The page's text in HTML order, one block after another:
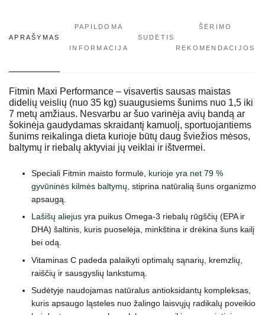
APRAŠYMAS
PAPILDOMA
INFORMACIJA
SUDĖTIS
ŠĖRIMO
REKOMENDACIJOS
Fitmin Maxi Performance – visavertis sausas maistas
didelių veislių (nuo 35 kg) suaugusiems šunims nuo 1,5 iki
7 metų amžiaus. Nesvarbu ar šuo varinėja avių bandą ar
šokinėja gaudydamas skraidantį kamuolį, sportuojantiems
šunims reikalinga dieta kurioje būtų daug šviežios mėsos,
baltymų ir riebalų aktyviai jų veiklai ir ištvermei.
Speciali Fitmin maisto formulė, kurioje yra net 79 %
gyvūninės kilmės baltymų , stiprina natūralią šuns organizmo
apsaugą.
Lašišų aliejusyra puikus Omega-3 riebalų rūgščių (EPA ir
DHA) šaltinis, kuris puoselėja, minkština ir drėkina šuns kailį
bei odą.
Vitaminas C padeda palaikyti optimalų sąnarių, kremzlių,
raiščių ir sausgyslių lankstumą.
Sudėtyje naudojamas natūralus antioksidantų kompleksas,
kuris apsaugo ląsteles nuo žalingo laisvųjų radikalų poveikio